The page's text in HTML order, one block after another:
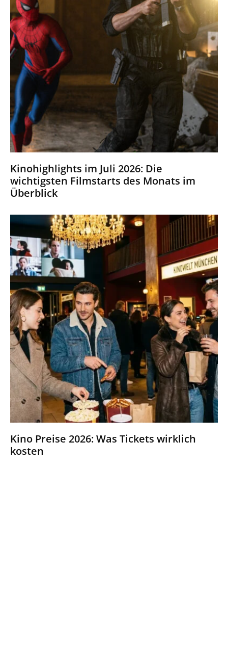
Kinohighlights im Juli 2026: Die
wichtigsten Filmstarts des Monats im
Überblick
Kino Preise 2026: Was Tickets wirklich
kosten